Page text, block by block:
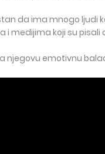
da ima mnogo ljudi
i medijima koji su pisali
njegovu emotivnu